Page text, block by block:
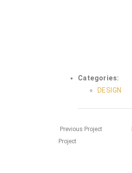
Categories:
DESIGN
Previous Project
Project